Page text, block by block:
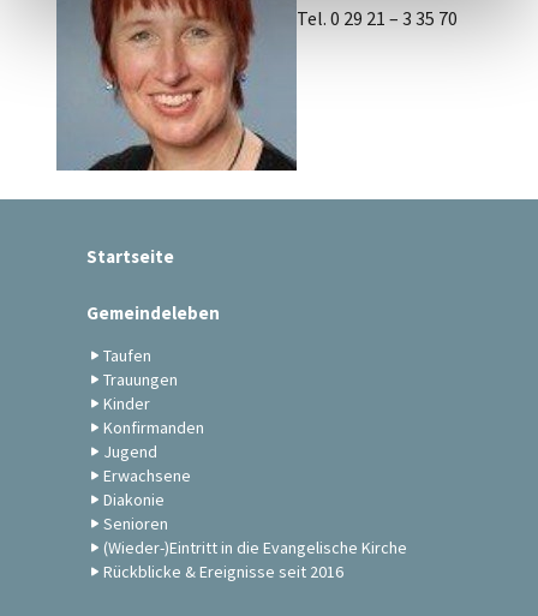
Tel. 0 29 21 – 3 35 70
Startseite
Gemeindeleben
Taufen
Trauungen
Kinder
Konfirmanden
Jugend
Erwachsene
Diakonie
Senioren
(Wieder-)Eintritt in die Evangelische Kirche
Rückblicke & Ereignisse seit 2016